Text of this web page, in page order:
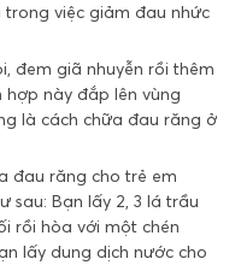
trong việc giảm đau nhức
đem giã nhuyễn rồi thêm
này đắp lên vùng
là cách chữa đau răng ở
đau răng cho trẻ em
sau: Bạn lấy 2, 3 lá trầu
rồi hòa với một chén
lấy dung dịch nước cho